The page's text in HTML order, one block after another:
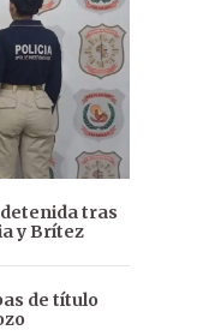
tras
y Brítez
de título